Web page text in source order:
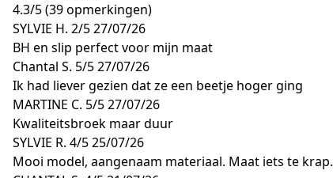
4.3/5(39 opmerkingen)
SYLVIE H. 2/527/07/26
BH en slip perfect voor mijn maat
Chantal S. 5/527/07/26
Ik had liever gezien dat ze een beetje hoger ging
MARTINE C. 5/527/07/26
Kwaliteitsbroek maar duur
SYLVIE R. 4/525/07/26
Mooi model, aangenaam materiaal. Maat iets te krap.